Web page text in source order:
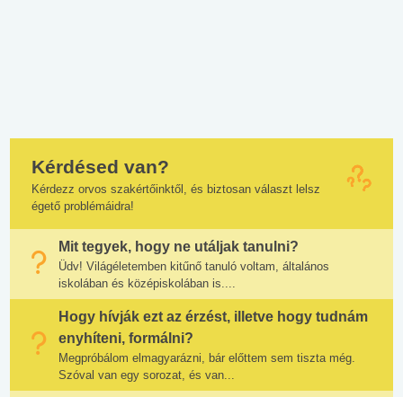
Kérdésed van?
Kérdezz orvos szakértőinktől, és biztosan választ lelsz
égető problémáidra!
Mit tegyek, hogy ne utáljak tanulni?
Üdv! Világéletemben kitűnő tanuló voltam, általános
iskolában és középiskolában is....
Hogy hívják ezt az érzést, illetve hogy tudnám
enyhíteni, formálni?
Megpróbálom elmagyarázni, bár előttem sem tiszta még.
Szóval van egy sorozat, és van...